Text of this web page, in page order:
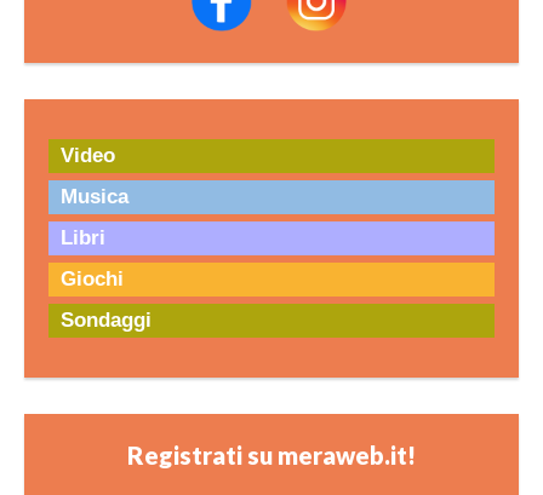
Video
Musica
Libri
Giochi
Sondaggi
Registrati su meraweb.it!